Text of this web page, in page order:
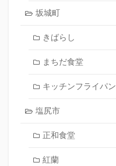
坂城町
きばらし
まちだ食堂
キッチンフライパン
塩尻市
正和食堂
紅蘭